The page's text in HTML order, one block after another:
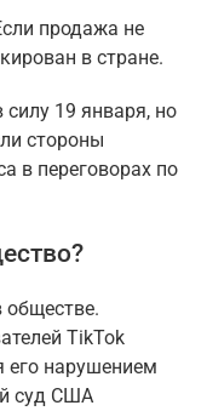
продажа не
в стране.
силу 19 января, но
стороны
в переговорах по
обществе.
TikTok
его нарушением
суд США